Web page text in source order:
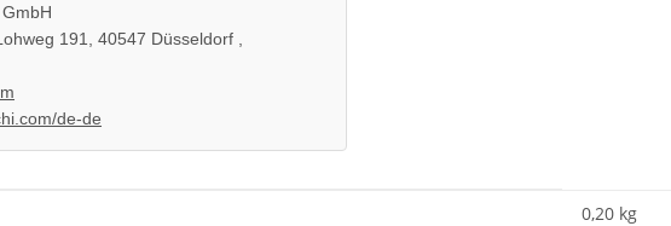
191, 40547 Düsseldorf ,
de-de
0,20 kg